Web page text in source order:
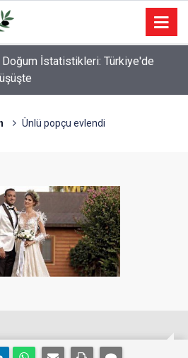
Doğum İstatistikleri: Türkiye'de
Ünlü popçu evlendi